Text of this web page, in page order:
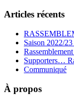
Articles récents
Saison 2022/
Supporters…
Communiqué
À propos